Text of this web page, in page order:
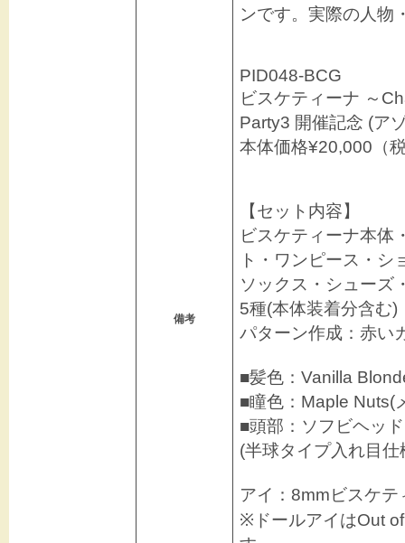
備考
ンです。実際の人物
PID048-BCG
ビスケティーナ ～
Party3 開催記念 (ア
本体価格¥20,000（
【セット内容】
ビスケティーナ本体
ト・ワンピース・シ
ソックス・シューズ
5種(本体装着分含む)
パターン作成：赤い
■髪色：Vanilla
■瞳色：Maple Nuts(
■頭部：ソフビヘッ
(半球タイプ入れ目仕
アイ：8mmビスケ
※ドールアイはOut